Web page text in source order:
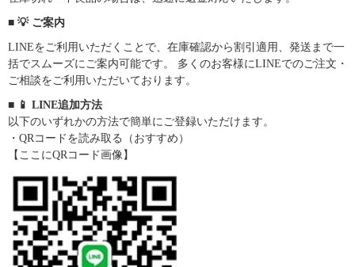
■ 💡 ご案内
LINEをご利用いただくことで、在庫確認から割引適用、発送まで一
括でスムーズにご案内可能です。 多くのお客様にLINEでのご注文・
ご相談をご利用いただいております。
■ 📱 LINE追加方法
以下のいずれかの方法で簡単にご登録いただけます。
・QRコードを読み取る（おすすめ）
【ここにQRコード画像】